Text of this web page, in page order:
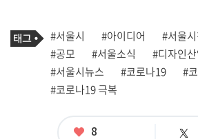
기
사
관
련
태
그
태
그
#서울시 #아이디어 #서울
#공모
#서울소식 #디자인
#서울시뉴스
#코로나19
#
#코로나19 극복
좋
8 트